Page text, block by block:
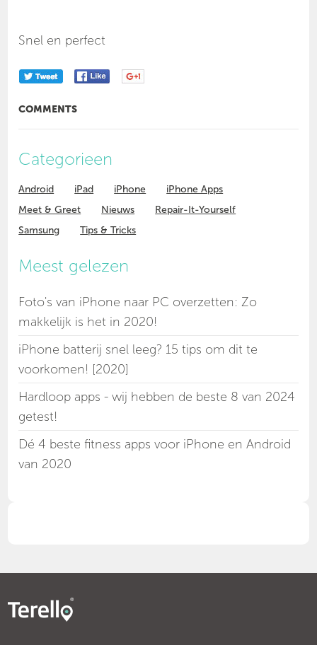
Snel en perfect
COMMENTS
Categorieen
Android iPad iPhone
iPhone Apps
Meet & Greet
Nieuws
Repair-It-Yourself
Samsung
Tips & Tricks
Meest gelezen
Foto's van iPhone naar PC overzetten: Zo
makkelijk is het in 2020!
iPhone batterij snel leeg? 15 tips om dit te
voorkomen! [2020]
Hardloop apps - wij hebben de beste 8 van 2024
getest!
Dé 4 beste fitness apps voor iPhone en Android
van 2020